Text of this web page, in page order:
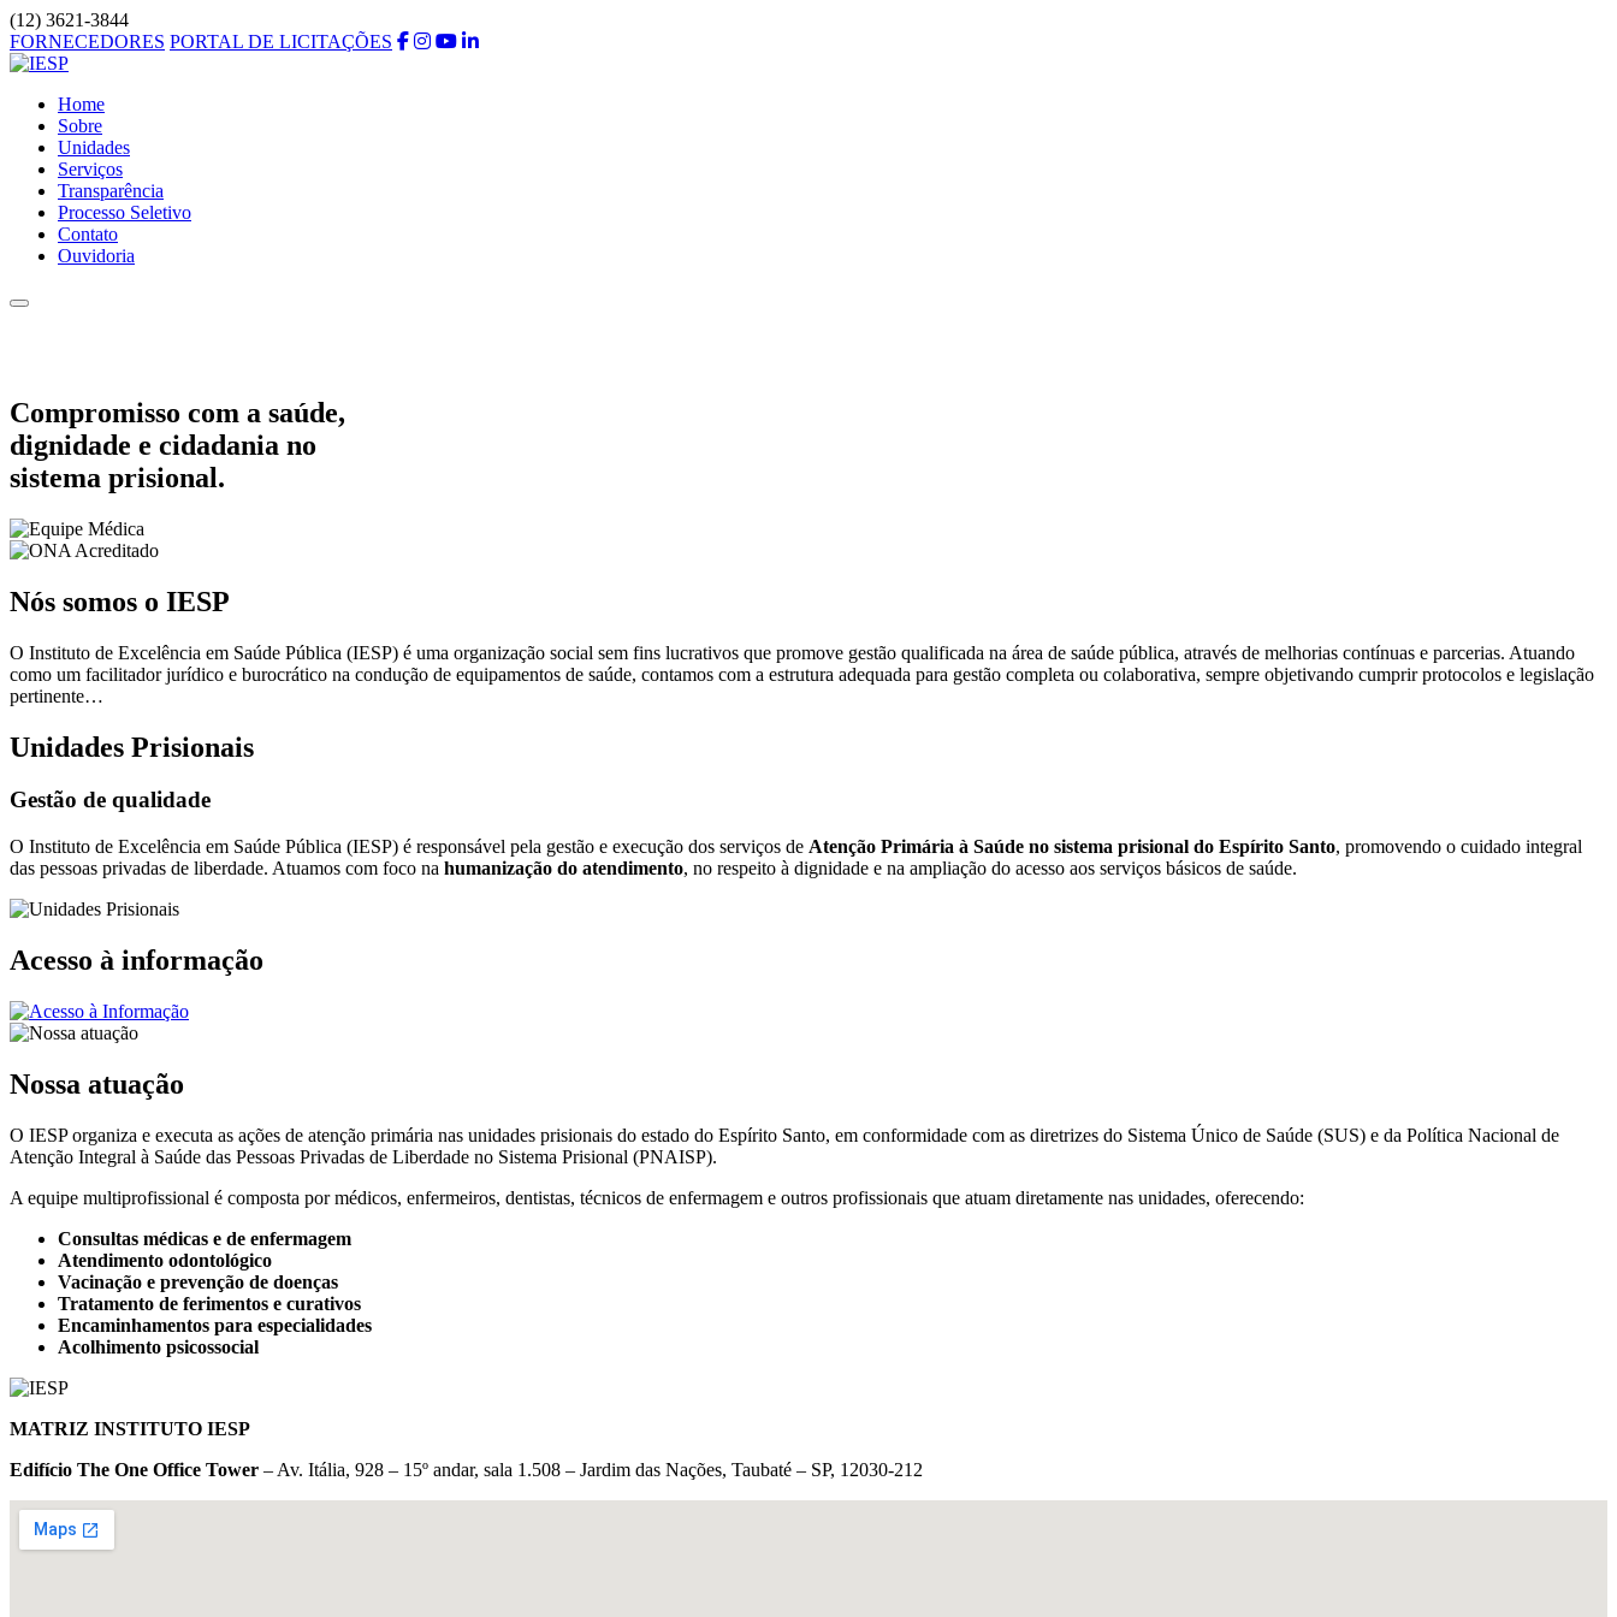
(12) 3621-3844
FORNECEDORES PORTAL DE LICITAÇÕES
Home
Sobre
Unidades
Serviços
Transparência
Processo Seletivo
Contato
Ouvidoria
Compromisso com a saúde,
dignidade e cidadania no
sistema prisional.
Nós somos o IESP
O Instituto de Excelência em Saúde Pública (IESP) é uma organização social sem fins lucrativos que promove gestão qualificada na área de saúde pública, através de melhorias contínuas e parcerias. Atuando
como um facilitador jurídico e burocrático na condução de equipamentos de saúde, contamos com a estrutura adequada para gestão completa ou colaborativa, sempre objetivando cumprir protocolos e legislação
pertinente…
Unidades Prisionais
Gestão de qualidade
O Instituto de Excelência em Saúde Pública (IESP) é responsável pela gestão e execução dos serviços de Atenção Primária à Saúde no sistema prisional do Espírito Santo, promovendo o cuidado integral
das pessoas privadas de liberdade. Atuamos com foco na humanização do atendimento, no respeito à dignidade e na ampliação do acesso aos serviços básicos de saúde.
Acesso à informação
Nossa atuação
O IESP organiza e executa as ações de atenção primária nas unidades prisionais do estado do Espírito Santo, em conformidade com as diretrizes do Sistema Único de Saúde (SUS) e da Política Nacional de
Atenção Integral à Saúde das Pessoas Privadas de Liberdade no Sistema Prisional (PNAISP).
A equipe multiprofissional é composta por médicos, enfermeiros, dentistas, técnicos de enfermagem e outros profissionais que atuam diretamente nas unidades, oferecendo:
Consultas médicas e de enfermagem
Atendimento odontológico
Vacinação e prevenção de doenças
Tratamento de ferimentos e curativos
Encaminhamentos para especialidades
Acolhimento psicossocial
MATRIZ INSTITUTO IESP
Edifício The One Office Tower – Av. Itália, 928 – 15º andar, sala 1.508 – Jardim das Nações, Taubaté – SP, 12030-212